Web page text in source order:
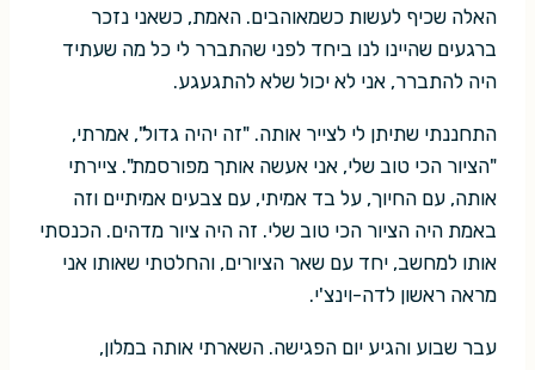
האלה שכיף לעשות כשמאוהבים. האמת, כשאני נזכר
ברגעים שהיינו לנו ביחד לפני שהתברר לי כל מה שעתיד
היה להתברר, אני לא יכול שלא להתגעגע.
התחננתי שתיתן לי לצייר אותה. "זה יהיה גדול", אמרתי,
"הציור הכי טוב שלי, אני אעשה אותך מפורסמת". ציירתי
אותה, עם החיוך, על בד אמיתי, עם צבעים אמיתיים וזה
באמת היה הציור הכי טוב שלי. זה היה ציור מדהים. הכנסתי
אותו למחשב, יחד עם שאר הציורים, והחלטתי שאותו אני
מראה ראשון לדה-וינצ'י.
עבר שבוע והגיע יום הפגישה. השארתי אותה במלון,